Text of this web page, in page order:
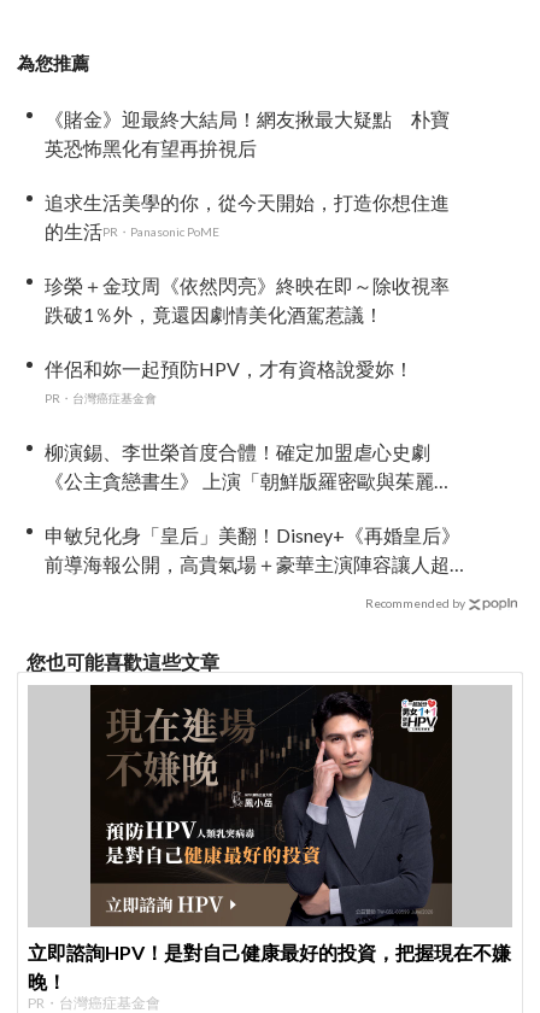
為您推薦
《賭金》迎最終大結局！網友揪最大疑點 朴寶
英恐怖黑化有望再拚視后
追求生活美學的你，從今天開始，打造你想住進
的生活PR・Panasonic PoME
珍榮＋金玟周《依然閃亮》終映在即～除收視率
跌破1％外，竟還因劇情美化酒駕惹議！
伴侶和妳一起預防HPV，才有資格說愛妳！
PR・台灣癌症基金會
柳演錫、李世榮首度合體！確定加盟虐心史劇
《公主貪戀書生》 上演「朝鮮版羅密歐與茱麗
申敏兒化身「皇后」美翻！Disney+《再婚皇后》
前導海報公開，高貴氣場＋豪華主演陣容讓人超
Recommended by
您也可能喜歡這些文章
立即諮詢HPV！是對自己健康最好的投資，把握現在不嫌
晚！
PR・台灣癌症基金會